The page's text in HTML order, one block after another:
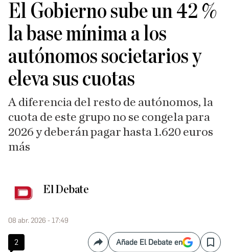
El Gobierno sube un 42 %
la base mínima a los
autónomos societarios y
eleva sus cuotas
A diferencia del resto de autónomos, la
cuota de este grupo no se congela para
2026 y deberán pagar hasta 1.620 euros
más
El Debate
08 abr. 2026 - 17:49
2 CompartirAñade El Debate en Save